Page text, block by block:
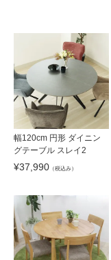
幅120cm 円形 ダイニン
グテーブル スレイ2
¥37,990 （税込み）